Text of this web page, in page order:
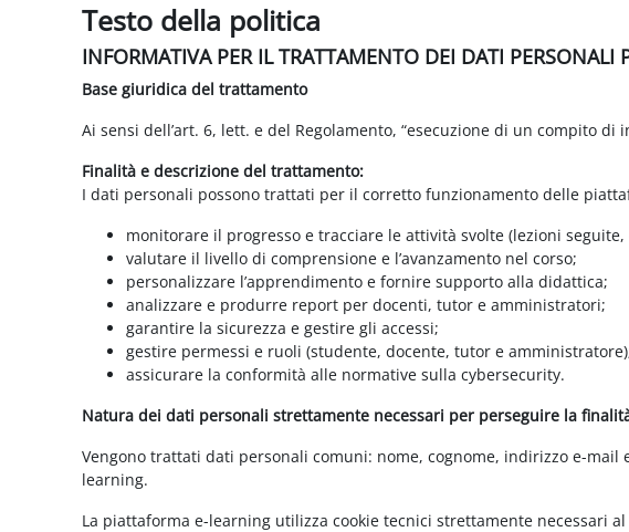
Testo della politica
INFORMATIVA PER IL TRATTAMENTO DEI DATI
Base giuridica del trattamento
Ai sensi dell’art. 6, lett. e del Regolamento, “esecuzione di un compito
Finalità e descrizione del trattamento:
I dati personali possono trattati per il corretto funzionamento delle
monitorare il progresso e tracciare le attività svolte (lezioni
valutare il livello di comprensione e l’avanzamento nel corso;
personalizzare l’apprendimento e fornire supporto alla didattica;
analizzare e produrre report per docenti, tutor e amministratori;
garantire la sicurezza e gestire gli accessi;
gestire permessi e ruoli (studente, docente, tutor e
assicurare la conformità alle normative sulla cybersecurity.
Natura dei dati personali strettamente necessari per perseguire la
Vengono trattati dati personali comuni: nome, cognome, indirizzo e-
learning.
La piattaforma e-learning utilizza cookie tecnici strettamente necessari